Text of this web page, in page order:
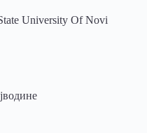
University Of Novi